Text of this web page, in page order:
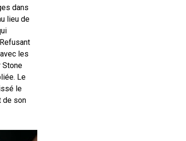
dans
lieu de
les
Stone
Le
le
de son